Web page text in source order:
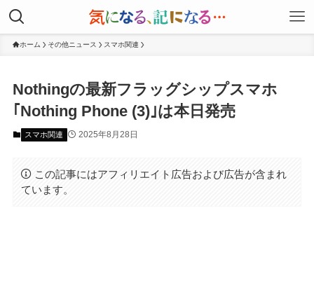
ホーム その他ニュース スマホ関連
Nothingの最新フラッグシップスマホ
｢Nothing Phone (3)｣は本日発売
スマホ関連 2025年8月28日
この記事にはアフィリエイト広告および広告が含まれ
ています。